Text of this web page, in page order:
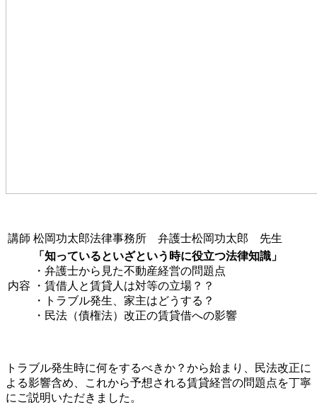
講師 松岡功太郎法律事務所 弁護士松岡功太郎 先生
内容
「知っているといざという時に役立つ法律知識」
・弁護士から見た不動産経営の問題点
・賃借人と賃貸人は対等の立場？？
・トラブル発生、家主はどうする？
・民法（債権法）改正の賃貸借への影響
トラブル発生時に何をするべきか？から始まり、民法改正に
よる影響含め、これから予想される賃貸経営の問題点を丁寧
にご説明いただきました。